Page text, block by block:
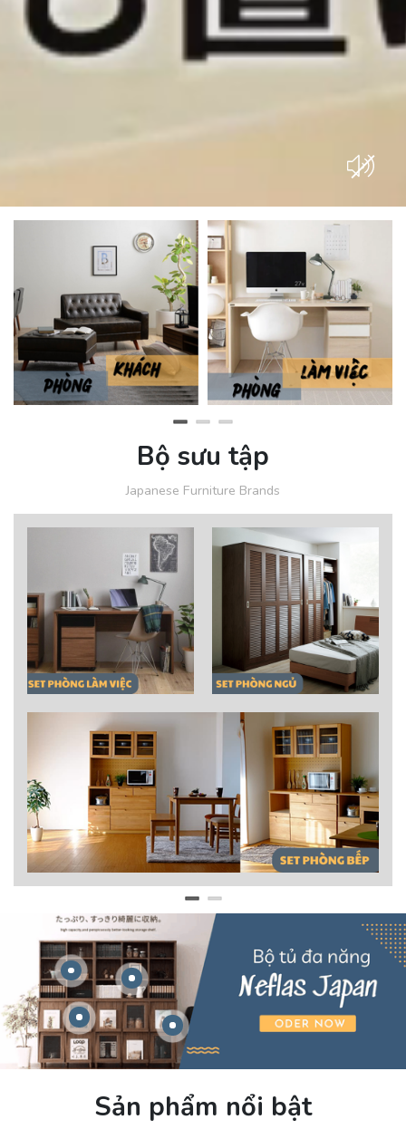
Bộ sưu tập
Japanese Furniture Brands
Sản phẩm nổi bật